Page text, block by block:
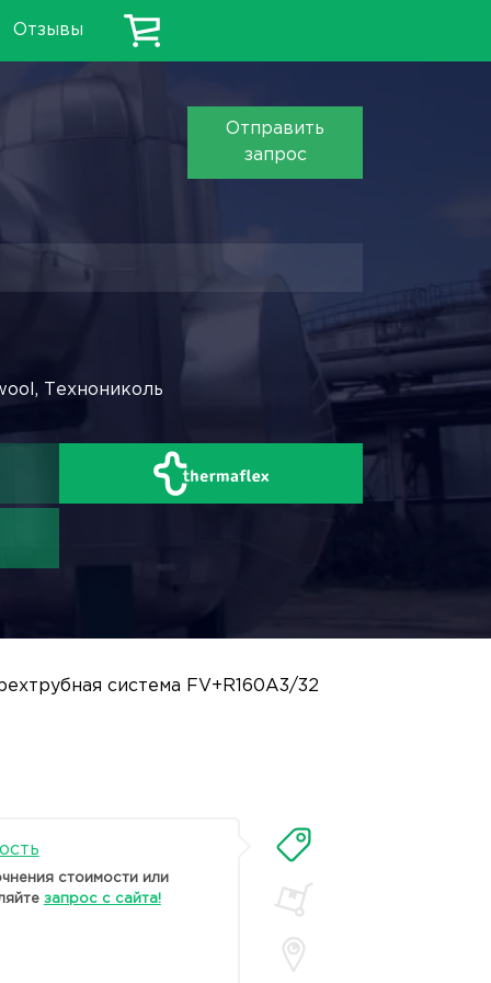
Отзывы
Отправить
запрос
Технониколь
система FV+R160A3/32
стоимости или
запрос с сайта!